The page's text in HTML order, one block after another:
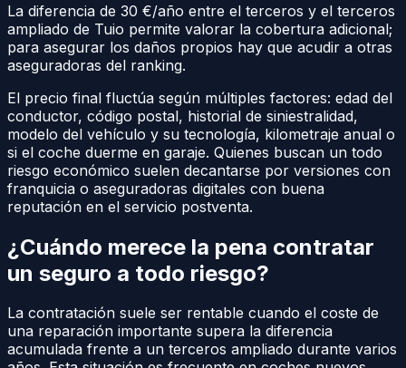
La diferencia de 30 €/año entre el terceros y el terceros
ampliado de Tuio permite valorar la cobertura adicional;
para asegurar los daños propios hay que acudir a otras
aseguradoras del ranking.
El precio final fluctúa según múltiples factores: edad del
conductor, código postal, historial de siniestralidad,
modelo del vehículo y su tecnología, kilometraje anual o
si el coche duerme en garaje. Quienes buscan un todo
riesgo económico suelen decantarse por versiones con
franquicia o aseguradoras digitales con buena
reputación en el servicio postventa.
¿Cuándo merece la pena contratar
un seguro a todo riesgo?
La contratación suele ser rentable cuando el coste de
una reparación importante supera la diferencia
acumulada frente a un terceros ampliado durante varios